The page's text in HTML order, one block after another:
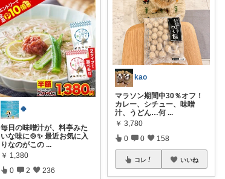
🍀
毎日の味噌汁が、料亭みた
いな味に🍲✨ 最近お気に入
りなのがこの ...
￥ 1,380
0 2 236
kao
マラソン期間中30％オフ！
カレー、シチュー、味噌
汁、うどん…何 ...
￥ 3,780
0 0 158
コレ いいね